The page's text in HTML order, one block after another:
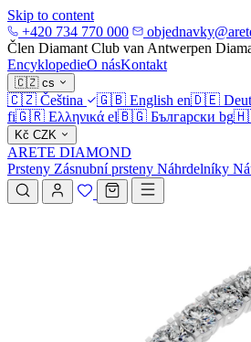
Skip to content
+420 734 770 000
Člen Diamant Club van Antwerpen
EncyklopedieO násKontakt
🇨🇿 cs
🇨🇿 Čeština 🇬🇧 English en🇩🇪
fi🇬🇷 Ελληνικά el🇧🇬 Български bg
Kč CZK
ARETE DIAMOND
Prsteny Zásnubní prsteny Náhrdelníky